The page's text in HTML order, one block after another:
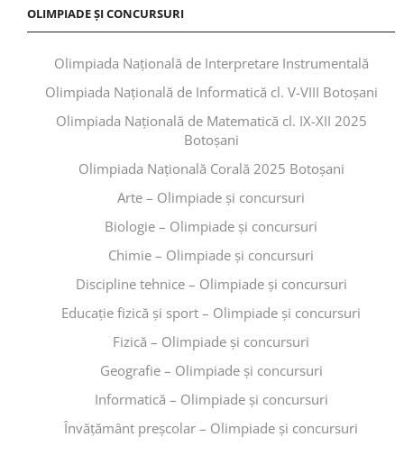
OLIMPIADE ȘI CONCURSURI
Olimpiada Națională de Interpretare Instrumentală
Olimpiada Națională de Informatică cl. V-VIII Botoșani
Olimpiada Națională de Matematică cl. IX-XII 2025
Botoșani
Olimpiada Națională Corală 2025 Botoșani
Arte – Olimpiade și concursuri
Biologie – Olimpiade și concursuri
Chimie – Olimpiade și concursuri
Discipline tehnice – Olimpiade și concursuri
Educaţie fizică şi sport – Olimpiade și concursuri
Fizică – Olimpiade și concursuri
Geografie – Olimpiade și concursuri
Informatică – Olimpiade și concursuri
Învăţământ preşcolar – Olimpiade și concursuri